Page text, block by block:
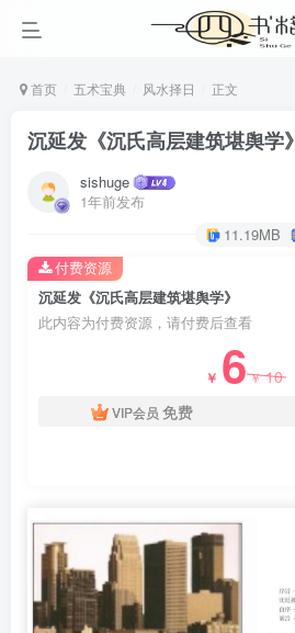
首页 五术宝典 风水择日 正文
沉延发《沉氏高层建筑堪舆学》
sishuge
1年前发布
11.19MB
沉延发《沉氏高层建筑堪舆学》
此内容为付费资源，请付费后查看
￥ 6￥10
VIP会员 免费
付费资源